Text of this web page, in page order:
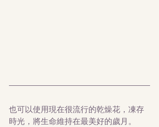
也可以使用現在很流行的乾燥花，凍存
時光，將生命維持在最美好的歲月。